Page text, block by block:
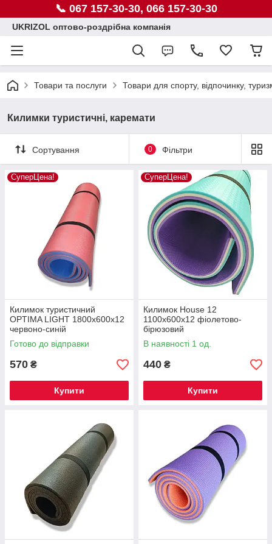
📞 067 157-30-30, 066 157-30-30
UKRIZOL оптово-роздрібна компанія
Товари та послуги Товари для спорту, відпочинку,
Килимки туристичні, каремати
Сортування 0 Фільтри
СуперЦена!
Килимок туристичний
OPTIMA LIGHT 1800х600х12
червоно-синій
Готово до відправки
570 ₴
Купити
СуперЦена!
Килимок House 12
1100х600х12 фіолетово-
бірюзовий
В наявності 1 од.
440 ₴
Купити